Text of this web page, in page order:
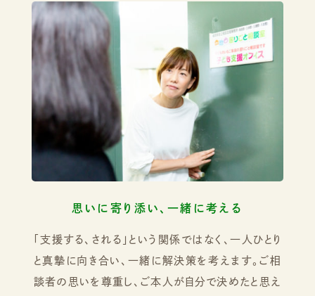
思いに寄り添い、一緒に考える
「支援する、される」という関係ではなく、一人ひとり
と真摯に向き合い、一緒に解決策を考えます。ご相
談者の思いを尊重し、ご本人が自分で決めたと思え